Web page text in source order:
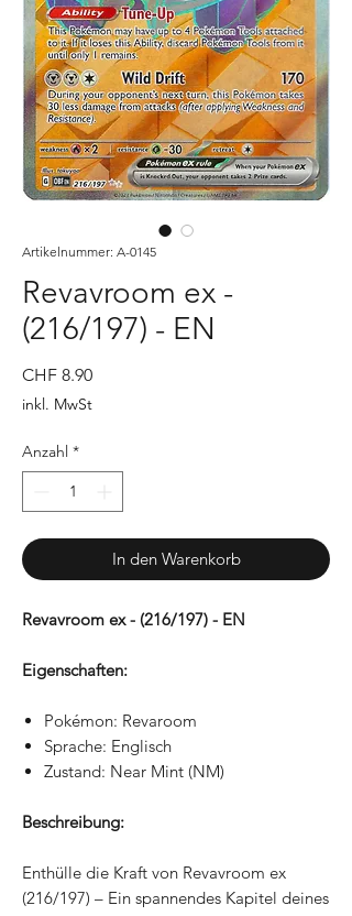
Artikelnummer: A-0145
Revavroom ex -
(216/197) - EN
CHF 8.90Preis
inkl. MwSt
Anzahl *
In den Warenkorb
Revavroom ex - (216/197) - EN
Eigenschaften:
Pokémon: Revaroom
Sprache: Englisch
Zustand: Near Mint (NM)
Beschreibung:
Enthülle die Kraft von Revavroom ex
(216/197) – Ein spannendes Kapitel deines